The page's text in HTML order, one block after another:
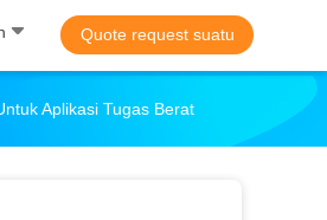
Quote request suatu
Aplikasi Tugas Berat